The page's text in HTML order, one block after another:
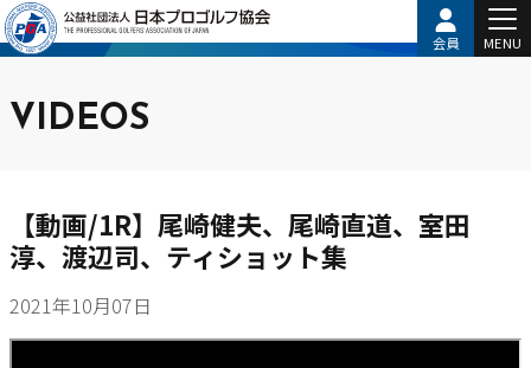
会員 MENU
VIDEOS
【動画/1R】尾崎健夫、尾崎直道、室田
淳、渡辺司、ティショット集
2021年10月07日